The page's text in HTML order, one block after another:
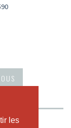
les
lesMatte.